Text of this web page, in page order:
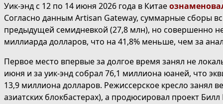
Уик-энд с 12 по 14 июня 2026 года в Китае
Согласно данным Artisan Gateway, суммарные сборы
предыдущей семидневкой (27,8 млн), но совершенно
миллиарда долларов, что на 41,8% меньше, чем за
Первое место впервые за долгое время занял не
июня и за уик-энд собрал 76,1 миллиона юаней, что
13,9 миллиона долларов. Режиссерское кресло занял
азиатских блокбастерах), а продюсировал проект